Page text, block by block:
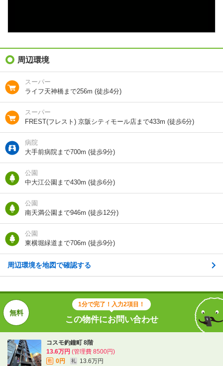
総戸数 27戸
住所 大阪府大阪市中央区釣鐘町２
地図を見る
交通
地下鉄谷町線/天満橋駅 歩4分
この物件にお問い合わせ
コスモ釣鐘町 8階
13.6万円 (管理費 8500円)
1LDK｜36.35m²｜8階/10階建
空室状況を問い合わせ
実際に
詳細について
問い合わせ
間取り・設備を
不動産会社に相談したい
無料 電話で問い合わせ
周辺環境
スーパー
ライフ天神橋まで256m (徒歩4分)
スーパー
FREST(フレスト) 京阪シティモール店まで433m (徒歩6分)
病院
大手前病院まで700m (徒歩9分)
公園
中大江公園まで430m (徒歩6分)
公園
南天満公園まで946m (徒歩12分)
公園
東横堀緑道まで706m (徒歩9分)
周辺環境を地図で確認する
1分で完了！入力2項目！
この物件にお問い合わせ
コスモ釣鐘町 8階
13.6万円 (管理費 8500円)
敷 0円 礼
13.6万円